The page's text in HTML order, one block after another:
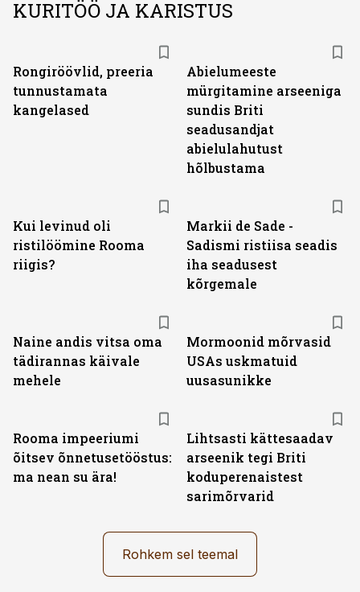
KURITÖÖ JA KARISTUS
Rongiröövlid, preeria
tunnustamata
kangelased
Abielumeeste
mürgitamine arseeniga
sundis Briti
seadusandjat
abielulahutust
hõlbustama
Kui levinud oli
ristilöömine Rooma
riigis?
Markii de Sade -
Sadismi ristiisa seadis
iha seadusest
kõrgemale
Naine andis vitsa oma
tädirannas käivale
mehele
Mormoonid mõrvasid
USAs uskmatuid
uusasunikke
Rooma impeeriumi
õitsev õnnetusetööstus:
ma nean su ära!
Lihtsasti kättesaadav
arseenik tegi Briti
koduperenaistest
sarimõrvarid
Rohkem sel teemal